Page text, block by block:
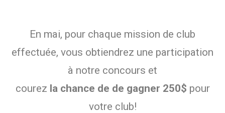
En mai, pour chaque mission de club
effectuée, vous obtiendrez une participation
à notre concours et
courez la chance de de gagner 250$ pour
votre club!